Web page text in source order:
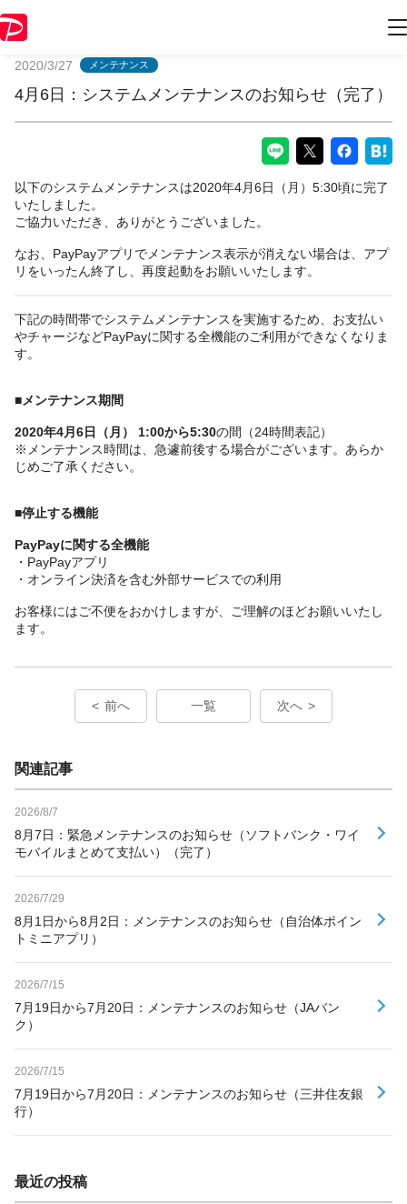
2020/3/27 メンテナンス
4月6日：システムメンテナンスのお知らせ（完了）
以下のシステムメンテナンスは2020年4月6日（月）5:30頃に完了
いたしました。
ご協力いただき、ありがとうございました。
なお、PayPayアプリでメンテナンス表示が消えない場合は、アプ
リをいったん終了し、再度起動をお願いいたします。
下記の時間帯でシステムメンテナンスを実施するため、お支払い
やチャージなどPayPayに関する全機能のご利用ができなくなりま
す。
■メンテナンス期間
2020年4月6日（月） 1:00から5:30の間（24時間表記）
※メンテナンス時間は、急遽前後する場合がございます。あらか
じめご了承ください。
■停止する機能
PayPayに関する全機能
・PayPayアプリ
・オンライン決済を含む外部サービスでの利用
お客様にはご不便をおかけしますが、ご理解のほどお願いいたし
ます。
前へ 一覧 次へ
関連記事
2026/8/7
8月7日：緊急メンテナンスのお知らせ（ソフトバンク・ワイ
モバイルまとめて支払い）（完了）
2026/7/29
8月1日から8月2日：メンテナンスのお知らせ（自治体ポイン
トミニアプリ）
2026/7/15
7月19日から7月20日：メンテナンスのお知らせ（JAバン
ク）
2026/7/15
7月19日から7月20日：メンテナンスのお知らせ（三井住友銀
行）
最近の投稿